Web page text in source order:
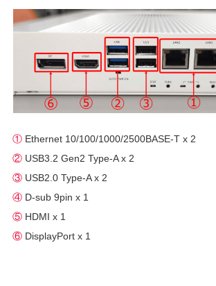
① Ethernet 10/100/1000/2500BASE-T x 2
② USB3.2 Gen2 Type-A x 2
③ USB2.0 Type-A x 2
④ D-sub 9pin x 1
⑤ HDMI x 1
⑥ DisplayPort x 1